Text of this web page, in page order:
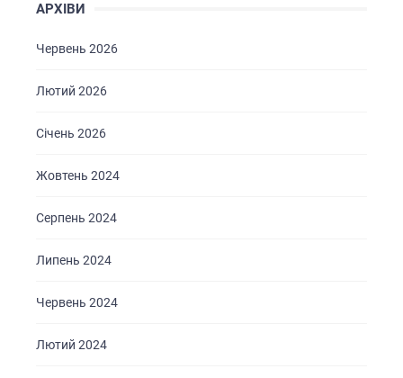
АРХІВИ
Червень 2026
Лютий 2026
Січень 2026
Жовтень 2024
Серпень 2024
Липень 2024
Червень 2024
Лютий 2024
КОНТАКТИ